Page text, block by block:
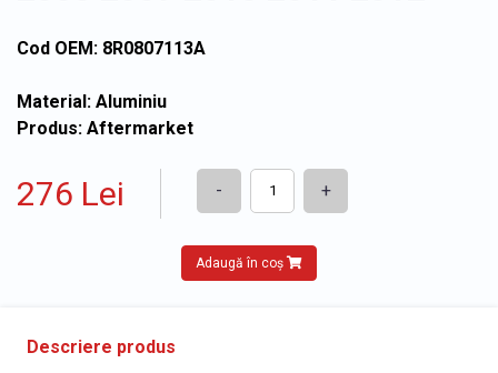
Cod OEM: 8R0807113A
Material: Aluminiu
Produs: Aftermarket
276 Lei - +
Adaugă în coș
Descriere produs